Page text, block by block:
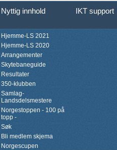
Nyttig innhold IKT support
Hjemme-LS 2021
Hjemme-LS 2020
Arrangementer
Skytebaneguide
Resultater
350-klubben
Samlag-
Landsdelsmestere
Norgestoppen - 100 på
topp -
Søk
Bli medlem skjema
Norgescupen